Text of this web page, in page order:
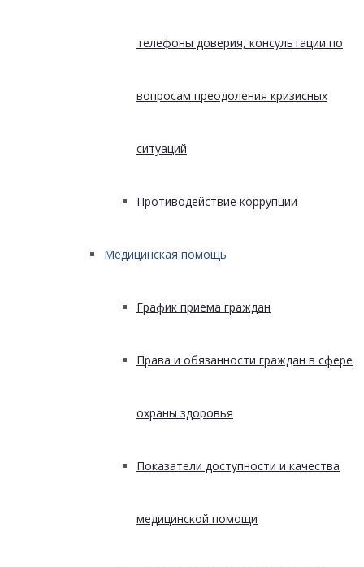
телефоны доверия, консультации по
вопросам преодоления кризисных
ситуаций
Противодействие коррупции
Медицинская помощь
График приема граждан
Права и обязанности граждан в сфере
охраны здоровья
Показатели доступности и качества
медицинской помощи